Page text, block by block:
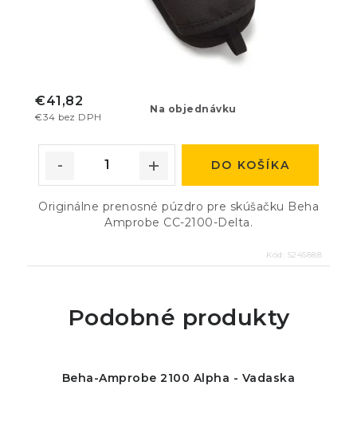
Na objednávku
€34 bez DPH
€41,82
DO KOŠÍKA
Originálne prenosné púzdro pre skúšačku Beha
Amprobe CC-2100-Delta.
Kód: 5245888
Podobné produkty
Beha-Amprobe 2100 Alpha - Vadaska